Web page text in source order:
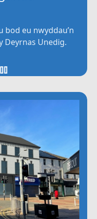
eu nwyddau’n
Deyrnas Unedig.